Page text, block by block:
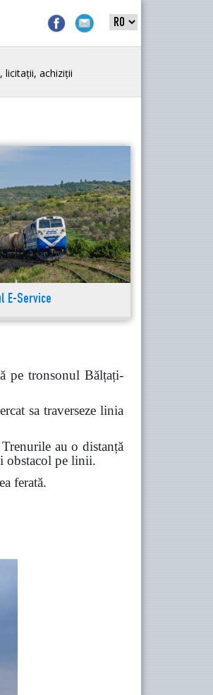
licitații, achiziții
E-Service
pe tronsonul Bălțați-
sa traverseze linia
au o distanță
obstacol pe linii.
ferată.